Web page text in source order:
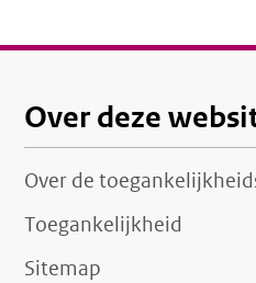
Over deze
Over de
Toegankelijkheid
Sitemap